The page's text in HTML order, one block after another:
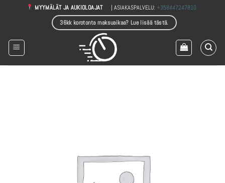
MYYMÄLÄT JA AUKIOLOAJAT | ASIAKASPALVELU:+358447247810
36kk korotonta maksuaikaa? Lue lisää tästä.